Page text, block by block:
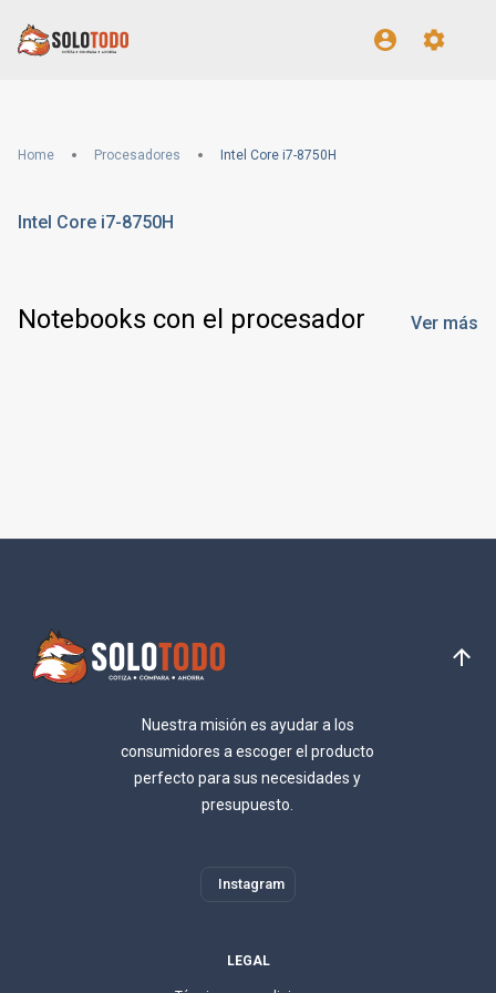
Home Procesadores Intel Core i7-8750H
Intel Core i7-8750H
Notebooks con el procesador Ver más
Nuestra misión es ayudar a los
consumidores a escoger el producto
perfecto para sus necesidades y
presupuesto.
Instagram
LEGAL